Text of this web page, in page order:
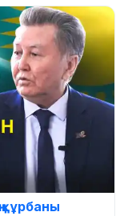
құрбаны